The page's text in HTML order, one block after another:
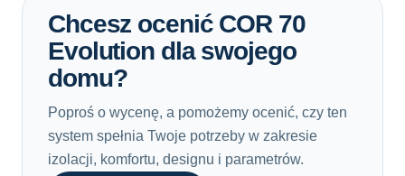
Chcesz ocenić COR 70
Evolution dla swojego
domu?
Poproś o wycenę, a pomożemy ocenić, czy ten
system spełnia Twoje potrzeby w zakresie
izolacji, komfortu, designu i parametrów.